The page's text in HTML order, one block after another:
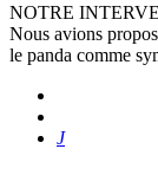
NOTRE
Nous avions
le panda comme
J